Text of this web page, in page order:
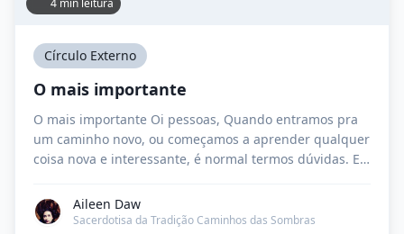
4 min leitura
Círculo Externo
O mais importante
O mais importante Oi pessoas, Quando entramos pra
um caminho novo, ou começamos a aprender qualquer
coisa nova e interessante, é normal termos dúvidas. E é
perguntar tudo. Porém, algumas pessoas estão
fazendo isso exageradamente. Perguntando coisas que
Aileen Daw
Sacerdotisa da Tradição Caminhos das Sombras